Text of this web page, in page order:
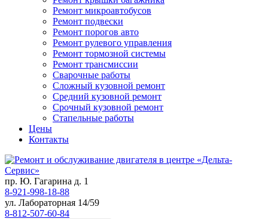
Ремонт микроавтобусов
Ремонт подвески
Ремонт порогов авто
Ремонт рулевого управления
Ремонт тормозной системы
Ремонт трансмиссии
Сварочные работы
Сложный кузовной ремонт
Средний кузовной ремонт
Срочный кузовной ремонт
Стапельные работы
Цены
Контакты
пр. Ю. Гагарина д. 1
8-921-998-18-88
ул. Лабораторная 14/59
8-812-507-60-84